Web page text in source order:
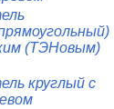
(ТЭНовым)
круглый с